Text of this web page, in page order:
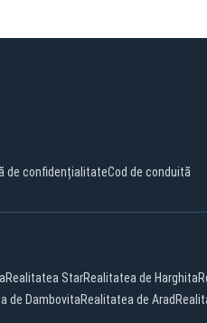
de confidențialitateCod de conduită
Realitatea StarRealitatea de Harghita
de DambovitaRealitatea de Arad